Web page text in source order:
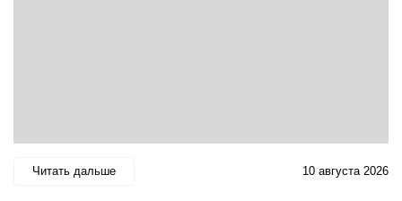
Читать дальше 10 августа 2026